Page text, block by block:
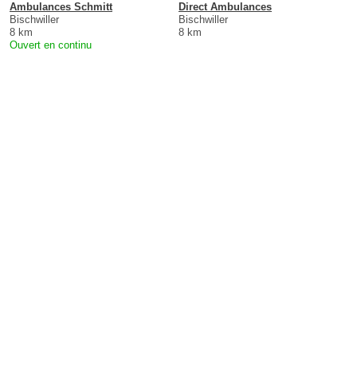
Ambulances Schmitt
Bischwiller
8 km
Ouvert en continu
Direct Ambulances
Bischwiller
8 km